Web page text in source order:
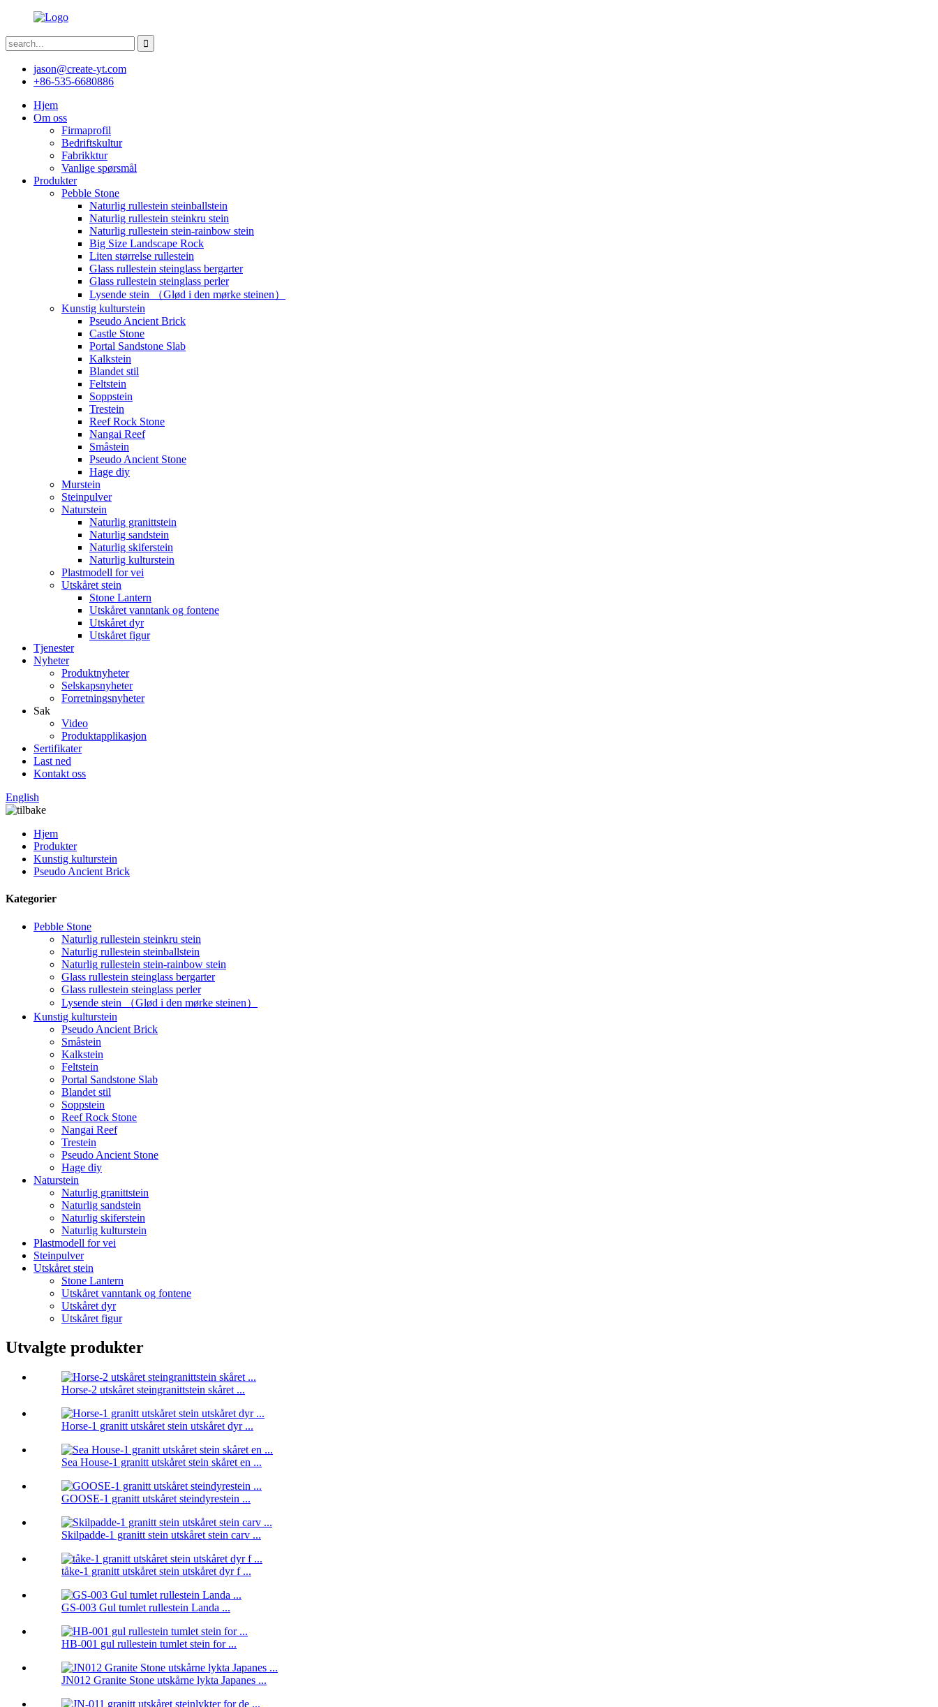
jason@create-yt.com
+86-535-6680886
Hjem
Om oss
Firmaprofil
Bedriftskultur
Fabrikktur
Vanlige spørsmål
Produkter
Pebble Stone
Naturlig rullestein steinballstein
Naturlig rullestein steinkru stein
Naturlig rullestein stein-rainbow stein
Big Size Landscape Rock
Liten størrelse rullestein
Glass rullestein steinglass bergarter
Glass rullestein steinglass perler
Lysende stein （Glød i den mørke steinen）
Kunstig kulturstein
Pseudo Ancient Brick
Castle Stone
Portal Sandstone Slab
Kalkstein
Blandet stil
Feltstein
Soppstein
Trestein
Reef Rock Stone
Nangai Reef
Småstein
Pseudo Ancient Stone
Hage diy
Murstein
Steinpulver
Naturstein
Naturlig granittstein
Naturlig sandstein
Naturlig skiferstein
Naturlig kulturstein
Plastmodell for vei
Utskåret stein
Stone Lantern
Utskåret vanntank og fontene
Utskåret dyr
Utskåret figur
Tjenester
Nyheter
Produktnyheter
Selskapsnyheter
Forretningsnyheter
Sak
Video
Produktapplikasjon
Sertifikater
Last ned
Kontakt oss
English
Hjem
Produkter
Kunstig kulturstein
Pseudo Ancient Brick
Kategorier
Pebble Stone
Naturlig rullestein steinkru stein
Naturlig rullestein steinballstein
Naturlig rullestein stein-rainbow stein
Glass rullestein steinglass bergarter
Glass rullestein steinglass perler
Lysende stein （Glød i den mørke steinen）
Kunstig kulturstein
Pseudo Ancient Brick
Småstein
Kalkstein
Feltstein
Portal Sandstone Slab
Blandet stil
Soppstein
Reef Rock Stone
Nangai Reef
Trestein
Pseudo Ancient Stone
Hage diy
Naturstein
Naturlig granittstein
Naturlig sandstein
Naturlig skiferstein
Naturlig kulturstein
Plastmodell for vei
Steinpulver
Utskåret stein
Stone Lantern
Utskåret vanntank og fontene
Utskåret dyr
Utskåret figur
Utvalgte produkter
Horse-2 utskåret steingranittstein skåret ...
Horse-1 granitt utskåret stein utskåret dyr ...
Sea House-1 granitt utskåret stein skåret en ...
GOOSE-1 granitt utskåret steindyrestein ...
Skilpadde-1 granitt stein utskåret stein carv ...
tåke-1 granitt utskåret stein utskåret dyr f ...
GS-003 Gul tumlet rullestein Landa ...
HB-001 gul rullestein tumlet stein for ...
JN012 Granite Stone utskårne lykta Japanes ...